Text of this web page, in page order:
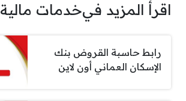
اقرأ المزيد فيخدمات مالية
رابط حاسبة القروض بنك
الإسكان العماني أون لاين